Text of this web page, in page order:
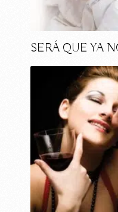
SERÁ QUE YA